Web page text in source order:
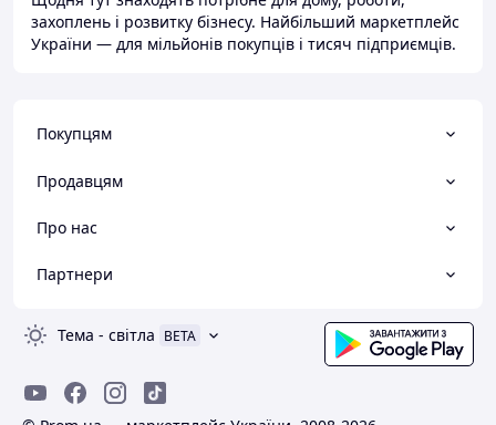
захоплень і розвитку бізнесу. Найбільший маркетплейс
України — для мільйонів покупців і тисяч підприємців.
Покупцям
Продавцям
Про нас
Партнери
Тема - світла BETA